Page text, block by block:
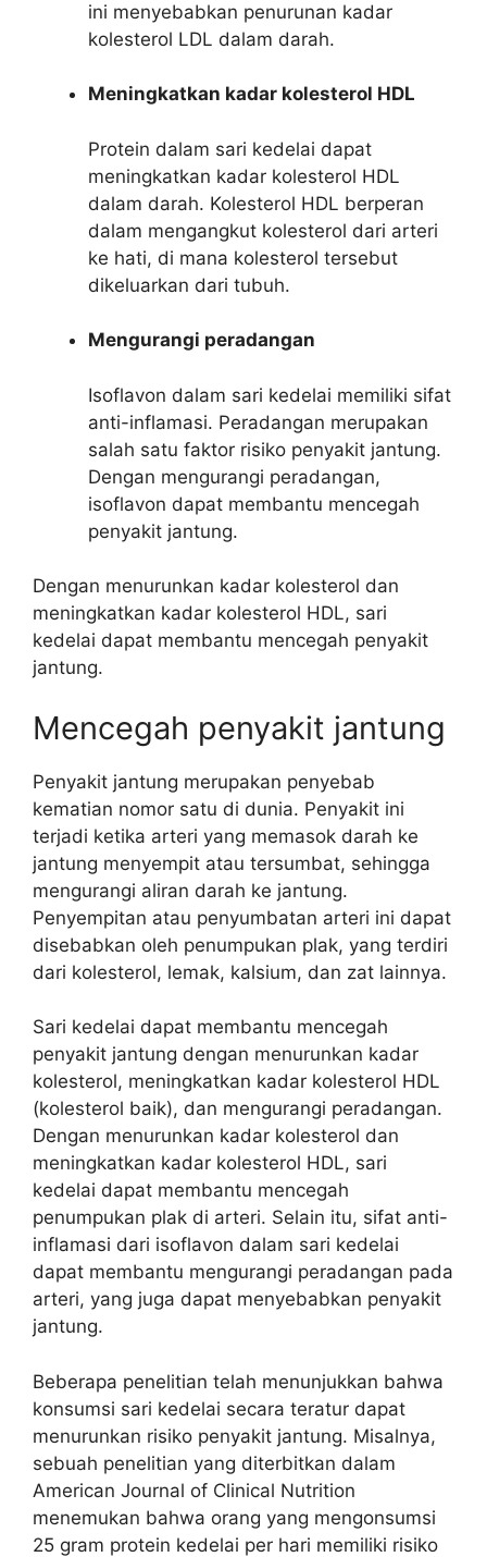
ini menyebabkan penurunan kadar
kolesterol LDL dalam darah.
Meningkatkan kadar kolesterol HDL
Protein dalam sari kedelai dapat
meningkatkan kadar kolesterol HDL
dalam darah. Kolesterol HDL berperan
dalam mengangkut kolesterol dari arteri
ke hati, di mana kolesterol tersebut
dikeluarkan dari tubuh.
Mengurangi peradangan
Isoflavon dalam sari kedelai memiliki sifat
anti-inflamasi. Peradangan merupakan
salah satu faktor risiko penyakit jantung.
Dengan mengurangi peradangan,
isoflavon dapat membantu mencegah
penyakit jantung.
Dengan menurunkan kadar kolesterol dan
meningkatkan kadar kolesterol HDL, sari
kedelai dapat membantu mencegah penyakit
jantung.
Mencegah penyakit jantung
Penyakit jantung merupakan penyebab
kematian nomor satu di dunia. Penyakit ini
terjadi ketika arteri yang memasok darah ke
jantung menyempit atau tersumbat, sehingga
mengurangi aliran darah ke jantung.
Penyempitan atau penyumbatan arteri ini dapat
disebabkan oleh penumpukan plak, yang terdiri
dari kolesterol, lemak, kalsium, dan zat lainnya.
Sari kedelai dapat membantu mencegah
penyakit jantung dengan menurunkan kadar
kolesterol, meningkatkan kadar kolesterol HDL
(kolesterol baik), dan mengurangi peradangan.
Dengan menurunkan kadar kolesterol dan
meningkatkan kadar kolesterol HDL, sari
kedelai dapat membantu mencegah
penumpukan plak di arteri. Selain itu, sifat anti-
inflamasi dari isoflavon dalam sari kedelai
dapat membantu mengurangi peradangan pada
arteri, yang juga dapat menyebabkan penyakit
jantung.
Beberapa penelitian telah menunjukkan bahwa
konsumsi sari kedelai secara teratur dapat
menurunkan risiko penyakit jantung. Misalnya,
sebuah penelitian yang diterbitkan dalam
American Journal of Clinical Nutrition
menemukan bahwa orang yang mengonsumsi
25 gram protein kedelai per hari memiliki risiko